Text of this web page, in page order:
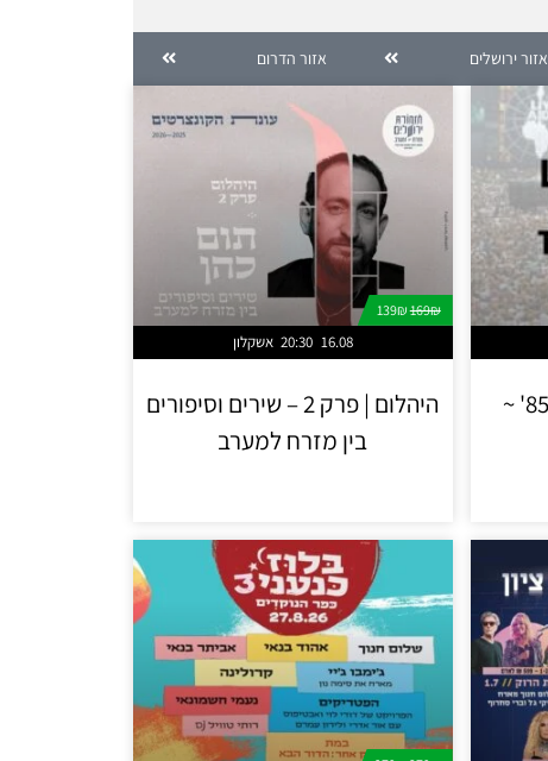
אזור ירושלים אזור הדרום
מופע מחווה ללייב אייד 85' ~
169₪
139₪
אשקלון 20:30 16.08
היהלום | פרק 2 – שירים וסיפורים
בין מזרח למערב